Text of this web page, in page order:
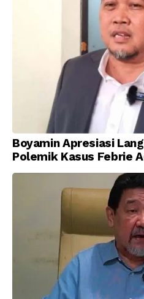
Boyamin Apresiasi
Polemik Kasus Febrie